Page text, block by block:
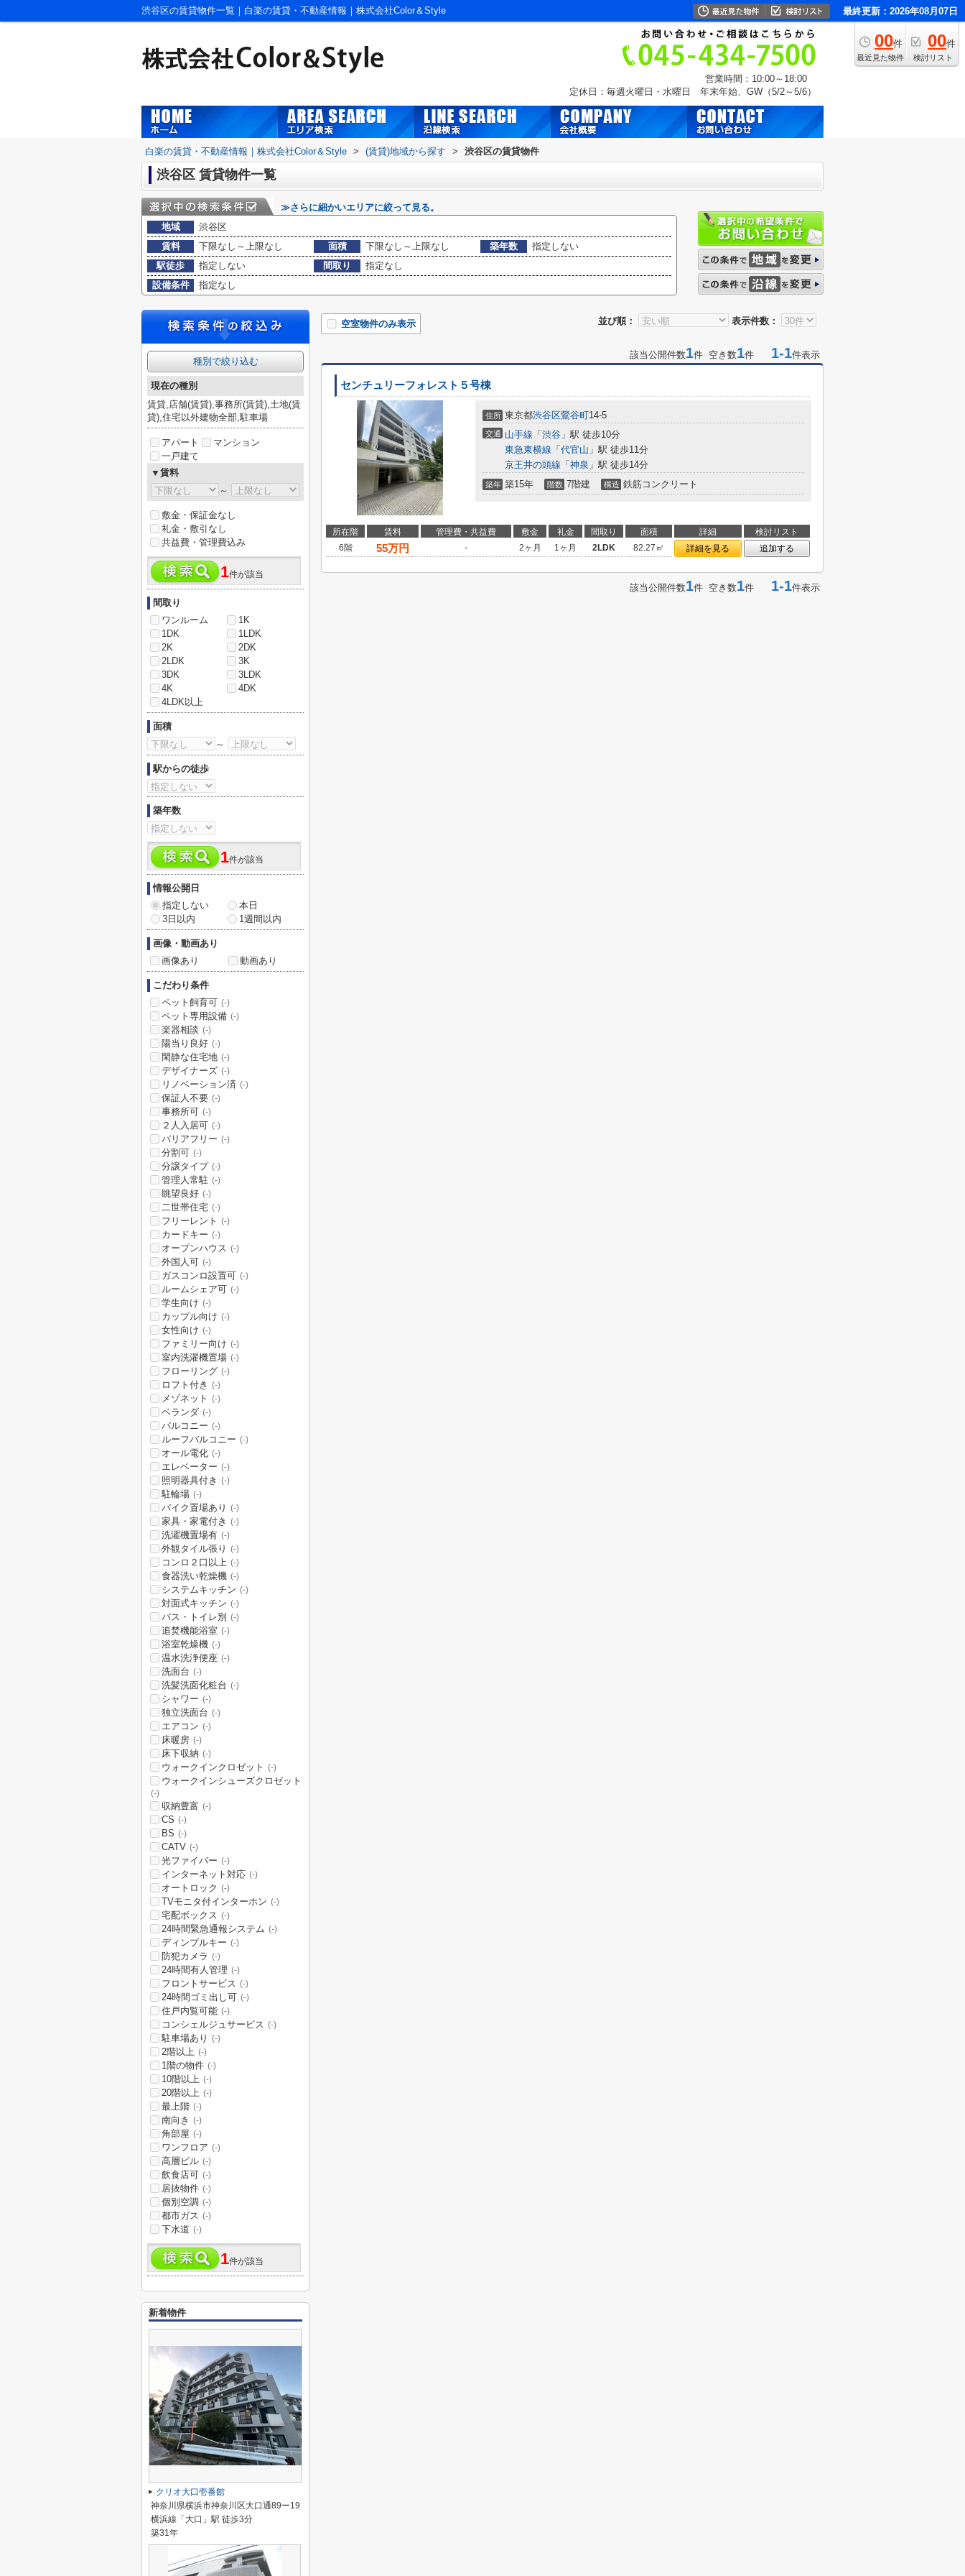
渋谷区の賃貸物件一覧｜白楽の賃貸・不動産情報｜株式会社Color＆Style 最終更新：2026年08月07日
00件
最近見た物件
00件
検討リスト
営業時間：10:00～18:00
定休日：毎週火曜日・水曜日 年末年始、GW（5/2～5/6）
白楽の賃貸・不動産情報｜株式会社Color＆Style > (賃貸)地域から探す > 渋谷区の賃貸物件
渋谷区 賃貸物件一覧
≫さらに細かいエリアに絞って見る。
地域
渋谷区
賃料
下限なし～上限なし 面積 下限なし～上限なし 築年数
指定しない
駅徒歩
指定しない 間取り
指定なし
設備条件
指定なし
並び順： 表示件数：
空室物件のみ表示
該当公開件数1件 空き数1件 1-1件表示
センチュリーフォレスト５号棟
住所 東京都渋谷区鶯谷町14-5
交通 山手線 「 渋谷 」駅 徒歩10分
東急東横線 「 代官山 」駅 徒歩11分
京王井の頭線 「 神泉 」駅 徒歩14分
築年 築15年 階数 7階建 構造 鉄筋コンクリート
所在階 賃料 管理費・共益費 敷金 礼金 間取り 面積 詳細
検討リスト
6階
55万円 - 2ヶ月 1ヶ月 2LDK 82.27㎡ 詳細を見る 追加する
該当公開件数1件 空き数1件 1-1件表示
種別で絞り込む
現在の種別
賃貸,店舗(賃貸),事務所(賃貸),土地(賃
貸),住宅以外建物全部,駐車場
アパート
マンション
一戸建て
▼賃料
～
敷金・保証金なし
礼金・敷引なし
共益費・管理費込み
1件が該当
間取り
ワンルーム
1K
1DK
1LDK
2K
2DK
2LDK
3K
3DK
3LDK
4K
4DK
4LDK以上
面積
～
駅からの徒歩
築年数
1件が該当
情報公開日
指定しない
本日
3日以内
1週間以内
画像・動画あり
画像あり
動画あり
こだわり条件
ペット飼育可 (-)
ペット専用設備 (-)
楽器相談 (-)
陽当り良好 (-)
閑静な住宅地 (-)
デザイナーズ (-)
リノベーション済 (-)
保証人不要 (-)
事務所可 (-)
２人入居可 (-)
バリアフリー (-)
分割可 (-)
分譲タイプ (-)
管理人常駐 (-)
眺望良好 (-)
二世帯住宅 (-)
フリーレント (-)
カードキー (-)
オープンハウス (-)
外国人可 (-)
ガスコンロ設置可 (-)
ルームシェア可 (-)
学生向け (-)
カップル向け (-)
女性向け (-)
ファミリー向け (-)
室内洗濯機置場 (-)
フローリング (-)
ロフト付き (-)
メゾネット (-)
ベランダ (-)
バルコニー (-)
ルーフバルコニー (-)
オール電化 (-)
エレベーター (-)
照明器具付き (-)
駐輪場 (-)
バイク置場あり (-)
家具・家電付き (-)
洗濯機置場有 (-)
外観タイル張り (-)
コンロ２口以上 (-)
食器洗い乾燥機 (-)
システムキッチン (-)
対面式キッチン (-)
バス・トイレ別 (-)
追焚機能浴室 (-)
浴室乾燥機 (-)
温水洗浄便座 (-)
洗面台 (-)
洗髪洗面化粧台 (-)
シャワー (-)
独立洗面台 (-)
エアコン (-)
床暖房 (-)
床下収納 (-)
ウォークインクロゼット (-)
ウォークインシューズクロゼット
(-)
収納豊富 (-)
CS (-)
BS (-)
CATV (-)
光ファイバー (-)
インターネット対応 (-)
オートロック (-)
TVモニタ付インターホン (-)
宅配ボックス (-)
24時間緊急通報システム (-)
ディンプルキー (-)
防犯カメラ (-)
24時間有人管理 (-)
フロントサービス (-)
24時間ゴミ出し可 (-)
住戸内覧可能 (-)
コンシェルジュサービス (-)
駐車場あり (-)
2階以上 (-)
1階の物件 (-)
10階以上 (-)
20階以上 (-)
最上階 (-)
南向き (-)
角部屋 (-)
ワンフロア (-)
高層ビル (-)
飲食店可 (-)
居抜物件 (-)
個別空調 (-)
都市ガス (-)
下水道 (-)
1件が該当
新着物件
クリオ大口壱番館
神奈川県横浜市神奈川区大口通89ー19
横浜線「大口」駅 徒歩3分
築31年